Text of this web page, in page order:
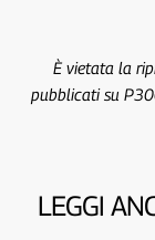
È vietata la
pubblicati su
LEGGI